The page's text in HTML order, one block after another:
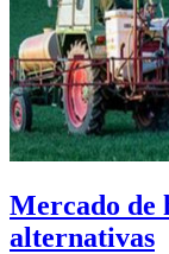
Mercado de
alternativas